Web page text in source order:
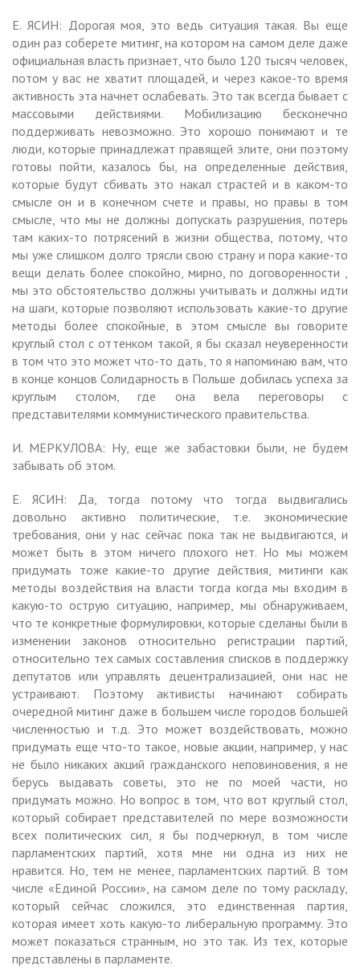
Е. ЯСИН: Дорогая моя, это ведь ситуация такая. Вы еще
один раз соберете митинг, на котором на самом деле даже
официальная власть признает, что было 120 тысяч человек,
потом у вас не хватит площадей, и через какое-то время
активность эта начнет ослабевать. Это так всегда бывает с
массовыми действиями. Мобилизацию бесконечно
поддерживать невозможно. Это хорошо понимают и те
люди, которые принадлежат правящей элите, они поэтому
готовы пойти, казалось бы, на определенные действия,
которые будут сбивать это накал страстей и в каком-то
смысле он и в конечном счете и правы, но правы в том
смысле, что мы не должны допускать разрушения, потерь
там каких-то потрясений в жизни общества, потому, что
мы уже слишком долго трясли свою страну и пора какие-то
вещи делать более спокойно, мирно, по договоренности ,
мы это обстоятельство должны учитывать и должны идти
на шаги, которые позволяют использовать какие-то другие
методы более спокойные, в этом смысле вы говорите
круглый стол с оттенком такой, я бы сказал неуверенности
в том что это может что-то дать, то я напоминаю вам, что
в конце концов Солидарность в Польше добилась успеха за
круглым столом, где она вела переговоры с
представителями коммунистического правительства.
И. МЕРКУЛОВА: Ну, еще же забастовки были, не будем
забывать об этом.
Е. ЯСИН: Да, тогда потому что тогда выдвигались
довольно активно политические, т.е. экономические
требования, они у нас сейчас пока так не выдвигаются, и
может быть в этом ничего плохого нет. Но мы можем
придумать тоже какие-то другие действия, митинги как
методы воздействия на власти тогда когда мы входим в
какую-то острую ситуацию, например, мы обнаруживаем,
что те конкретные формулировки, которые сделаны были в
изменении законов относительно регистрации партий,
относительно тех самых составления списков в поддержку
депутатов или управлять децентрализацией, они нас не
устраивают. Поэтому активисты начинают собирать
очередной митинг даже в большем числе городов большей
численностью и т.д. Это может воздействовать, можно
придумать еще что-то такое, новые акции, например, у нас
не было никаких акций гражданского неповиновения, я не
берусь выдавать советы, это не по моей части, но
придумать можно. Но вопрос в том, что вот круглый стол,
который собирает представителей по мере возможности
всех политических сил, я бы подчеркнул, в том числе
парламентских партий, хотя мне ни одна из них не
нравится. Но, тем не менее, парламентских партий. В том
числе «Единой России», на самом деле по тому раскладу,
который сейчас сложился, это единственная партия,
которая имеет хоть какую-то либеральную программу. Это
может показаться странным, но это так. Из тех, которые
представлены в парламенте.